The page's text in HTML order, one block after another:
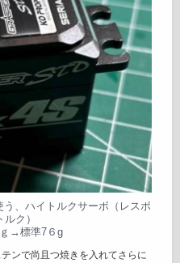
、ハイトルクサーボ（レスポ
ク）
→標準7６g
ンで尚且つ焼きを入れてさらに